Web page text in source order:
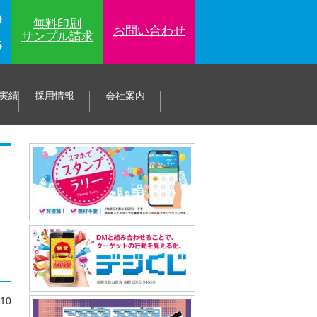
無料印刷
サンプル請求 お問い合わせ
績 採用情報 会社案内